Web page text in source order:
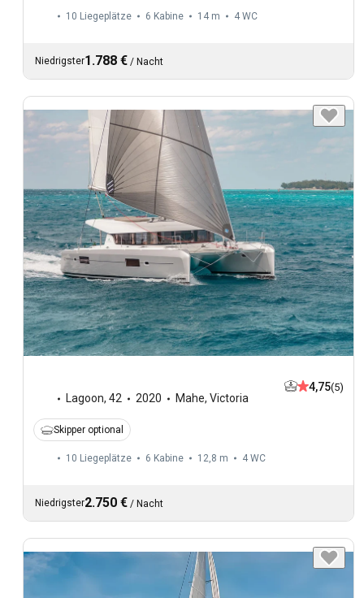
10 Liegeplätze 6 Kabine 14 m 4 WC
Niedrigster1.788 € / Nacht
Lagoon, 42 2020 Mahe, Victoria
4,75(5)
Skipper optional
10 Liegeplätze 6 Kabine 12,8 m 4 WC
Niedrigster2.750 € / Nacht